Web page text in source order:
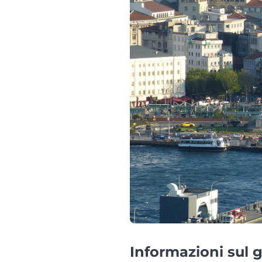
Informazioni sul